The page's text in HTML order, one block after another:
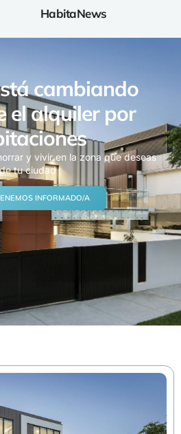
HabitaNews
cambiando
el alquiler por
y vivir en la zona que deseas
tu ciudad
INFORMADO/A